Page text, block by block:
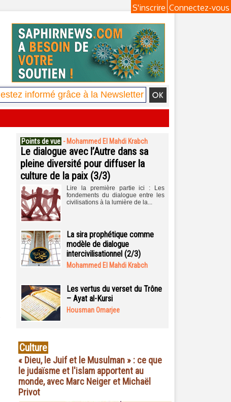
Connectez-vous
S'inscrire
Points de vue - Mohammed El Mahdi Krabch
Le dialogue avec l’Autre dans sa
pleine diversité pour diffuser la
culture de la paix (3/3)
Lire la première partie ici : Les
fondements du dialogue entre les
civilisations à la lumière de la...
La sira prophétique comme
modèle de dialogue
intercivilisationnel (2/3)
Mohammed El Mahdi Krabch
Les vertus du verset du Trône
– Ayat al-Kursi
Housman Omarjee
Culture
« Dieu, le Juif et le Musulman » : ce que
le judaïsme et l'islam apportent au
monde, avec Marc Neiger et Michaël
Privot